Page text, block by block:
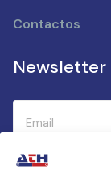
Contactos
Newsletter